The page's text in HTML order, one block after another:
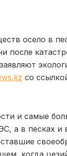
осело в
после
со
и самые
а в песках и
когда